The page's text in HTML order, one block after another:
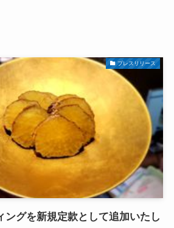
プレスリリース
ングを新規定款として追加いたし